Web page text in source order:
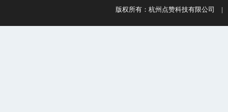
版权所有：杭州点赞科技有限公司